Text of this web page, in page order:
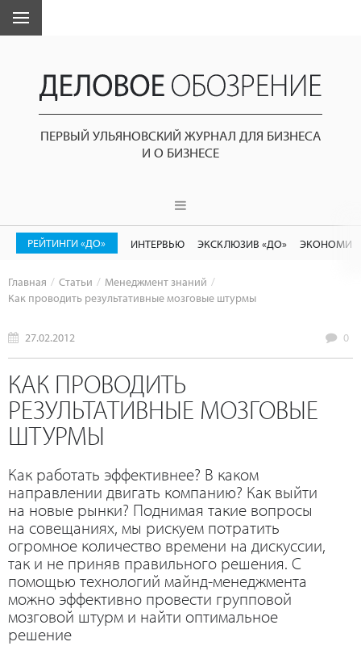
ПЕРВЫЙ УЛЬЯНОВСКИЙ ЖУРНАЛ ДЛЯ БИЗНЕСА
И О БИЗНЕСЕ
РЕЙТИНГИ «ДО» ИНТЕРВЬЮ ЭКСКЛЮЗИВ «ДО»
Главная Статьи
Менеджмент знаний
Как проводить результативные мозговые штурмы
27.02.2012 0
КАК ПРОВОДИТЬ
РЕЗУЛЬТАТИВНЫЕ МОЗГОВЫЕ
ШТУРМЫ
Как работать эффективнее? В каком
направлении двигать компанию? Как выйти
на новые рынки? Поднимая такие вопросы
на совещаниях, мы рискуем потратить
огромное количество времени на дискуссии,
так и не приняв правильного решения. С
помощью технологий майнд-менеджмента
можно эффективно провести групповой
мозговой штурм и найти оптимальное
решение